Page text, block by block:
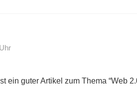
ein guter Artikel zum Thema “Web